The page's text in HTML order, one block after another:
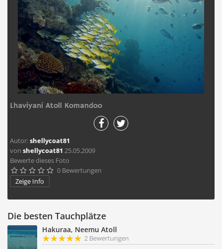
Lhaviyani Atoll Komandoo
Autor:shellycoat81
von shellycoat81 25.05.2009
Bewerte dieses Foto
     0 Bewertungen
Zeige Info
Die besten Tauchplätze
Hakuraa, Neemu Atoll
2 Bewertungen